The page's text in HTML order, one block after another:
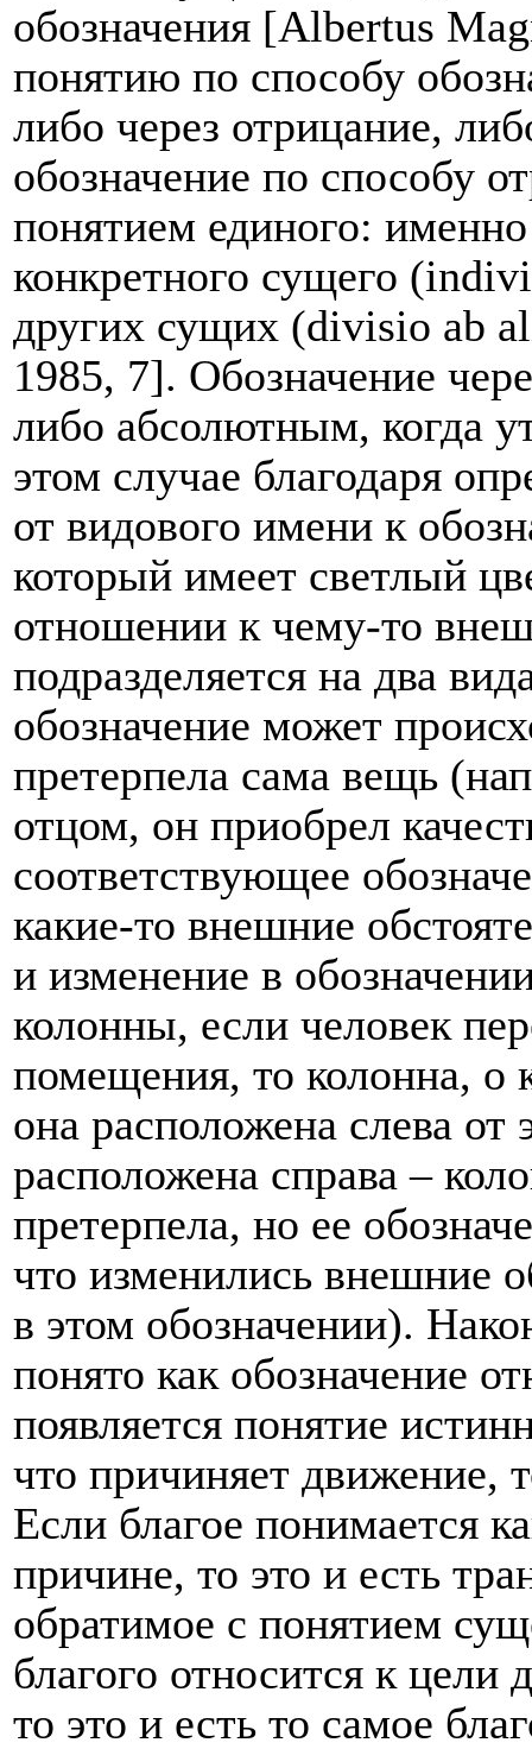
обозначения [Albertus
понятию по способу
либо через отрицание,
обозначение по способу
понятием единого:
конкретного сущего (
других сущих (divisio ab
1985, 7]. Обозначение
либо абсолютным, когда
этом случае благодаря
от видового имени к
который имеет светлый
отношении к чему-то
подразделяется на два
обозначение может
претерпела сама вещь
отцом, он приобрел
соответствующее
какие-то внешние
и изменение в
колонны, если человек
помещения, то колонна, о
она расположена слева от
расположена справа –
претерпела, но ее
что изменились внешние
в этом обозначении).
понято как обозначение
появляется понятие
что причиняет движение,
Если благое понимается
причине, то это и есть
обратимое с понятием
благого относится к
то это и есть то самое